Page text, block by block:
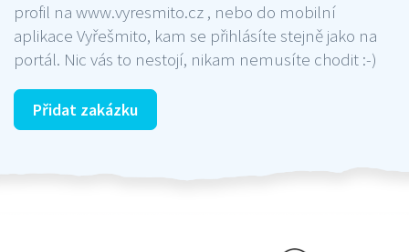
profil na www.vyresmito.cz , nebo do mobilní
aplikace Vyřešmito, kam se přihlásíte stejně jako na
portál. Nic vás to nestojí, nikam nemusíte chodit :-)
Přidat zakázku